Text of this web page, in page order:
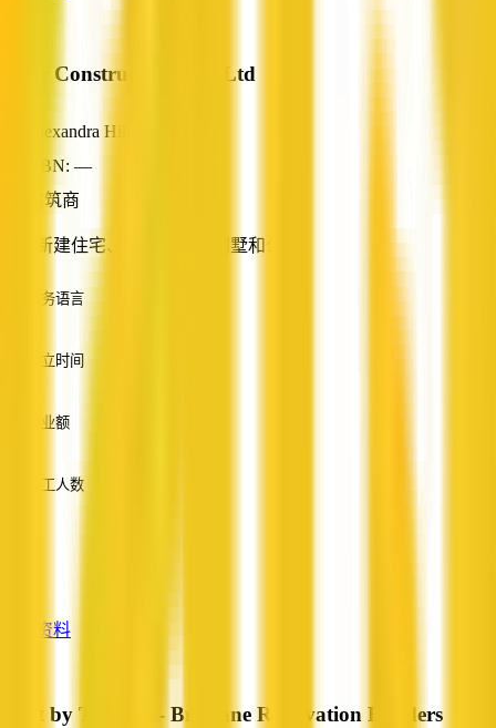
Marr Constructions Pty Ltd
Alexandra Hills, QLD
ABN: —
建筑商
专营新建住宅、扩建、联排别墅和公寓
服务语言
成立时间
营业额
员工人数
查看资料
Built by Thomas - Brisbane Renovation Builders